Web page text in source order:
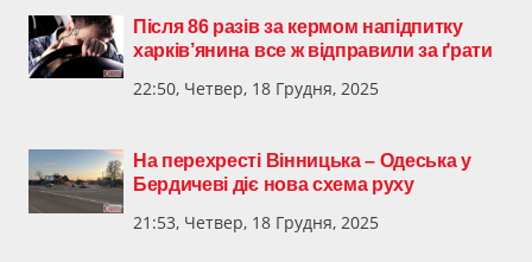
Після 86 разів за кермом напідпитку
харків’янина все ж відправили за ґрати
22:50, Четвер, 18 Грудня, 2025
На перехресті Вінницька – Одеська у
Бердичеві діє нова схема руху
21:53, Четвер, 18 Грудня, 2025